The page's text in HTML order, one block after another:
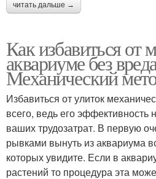
читать дальше →
Как избавиться от
аквариуме без
Механический
Избавиться от улиток
всего, ведь его эффективность
ваших трудозатрат. В первую
рывками вынуть из аквариума
которых увидите. Если в
растений то процедура эта